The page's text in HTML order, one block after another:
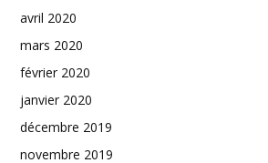
avril 2020
mars 2020
février 2020
janvier 2020
décembre 2019
novembre 2019